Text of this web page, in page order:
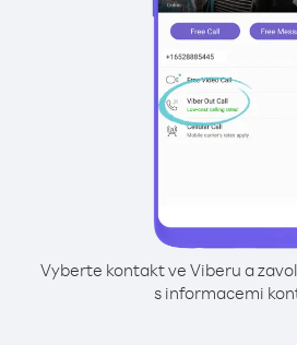
Vyberte kontakt ve Viberu a
s informacemi